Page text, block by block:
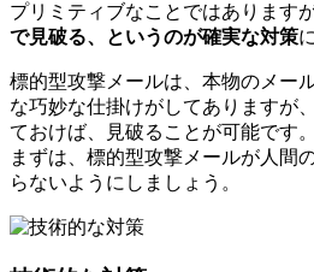
プリミティブなことではありますが
で見破る、というのが確実な対策
標的型攻撃メールは、本物のメー
な巧妙な仕掛けがしてありますが
ておけば、見破ることが可能です。
まずは、標的型攻撃メールが人間
らないようにしましょう。